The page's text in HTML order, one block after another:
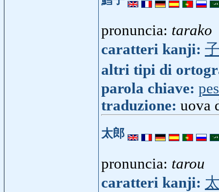
pronuncia: tarako
caratteri kanji:
altri tipi di
parola chiave:
traduzione: uova
太郎
pronuncia: tarou
caratteri kanji: